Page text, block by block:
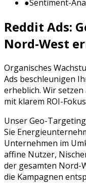
●Sentiment-
Reddit Ads:
Nord-West
Organisches
Ads beschleunigen
erheblich. Wir
mit klarem ROI-
Unser Geo-
Sie
Unternehmen im
affine Nutzer,
der gesamten Nord-
die Kampagnen